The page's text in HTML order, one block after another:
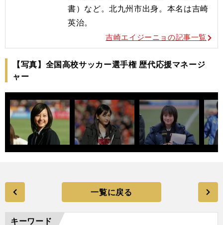
書）など。北九州市出身。本名は吉崎
英治。
吉崎エイジーニョの記事一覧
【写真】全国高校サッカー選手権 歴代応援マネージ
ャー
一覧に戻る
キーワード